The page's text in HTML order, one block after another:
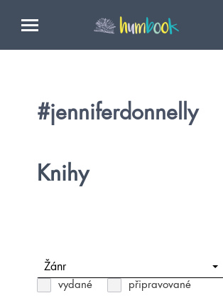
#jenniferdonnelly
Knihy
Žánr
vydané připravované